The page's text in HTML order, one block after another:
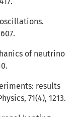
of neutrino
results
71(4), 1213.